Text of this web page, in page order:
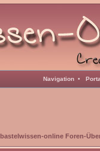
Navigation •
bastelwissen-online Foren-